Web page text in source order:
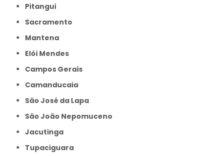
Pitangui
Sacramento
Mantena
Elói Mendes
Campos Gerais
Camanducaia
São José da Lapa
São João Nepomuceno
Jacutinga
Tupaciguara